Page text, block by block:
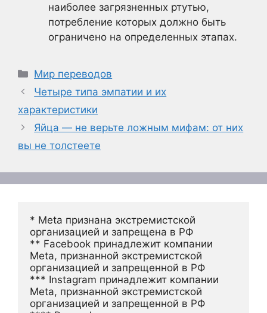
наиболее загрязненных ртутью,
потребление которых должно быть
ограничено на определенных этапах.
Рубрики
Мир переводов
Четыре типа эмпатии и их
характеристики
Яйца — не верьте ложным мифам: от них
вы не толстеете
* Meta признана экстремистской
организацией и запрещена в РФ
** Facebook принадлежит компании
Meta, признанной экстремистской
организацией и запрещенной в РФ
*** Instagram принадлежит компании
Meta, признанной экстремистской
организацией и запрещенной в РФ